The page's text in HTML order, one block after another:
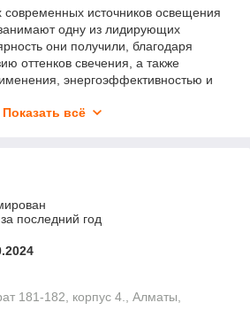
источников освещения
одну из лидирующих
они получили, благодаря
оттенков свечения, а также
энергоэффективностью и
Для реализации самых
имеют необычную форму,
их по выгодной цене можно
«IHSV».
и применение
универсальны в своем
можно расставить удачные
Показать всё
последний год
181-182, корпус 4., Алматы,